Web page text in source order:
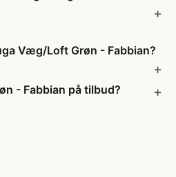
Væg/Loft Grøn - Fabbian?
- Fabbian på tilbud?